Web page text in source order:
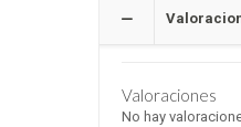
Valoraciones
No hay